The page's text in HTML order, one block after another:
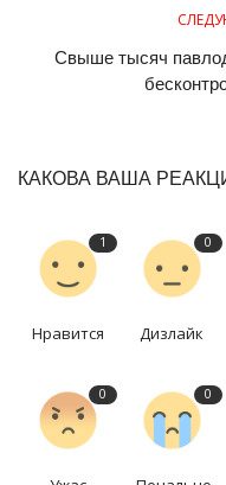
Свыше тысяч
КАКОВА ВАША
1
Нравится
0
Дизлайк
0 0